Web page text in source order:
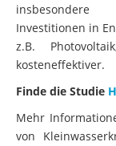
insbesondere
Investitionen in
z.B.
kosteneffektiver.
Finde die Studie
Mehr
von